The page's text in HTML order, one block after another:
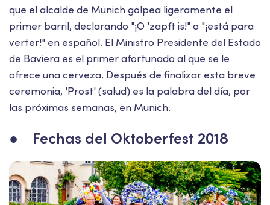
que el alcalde de Munich golpea ligeramente el
primer barril, declarando "¡O 'zapft is!" o "¡está para
verter!" en español. El Ministro Presidente del Estado
de Baviera es el primer afortunado al que se le
ofrece una cerveza. Después de finalizar esta breve
ceremonia, 'Prost' (salud) es la palabra del día, por
las próximas semanas, en Munich.
● Fechas del Oktoberfest 2018